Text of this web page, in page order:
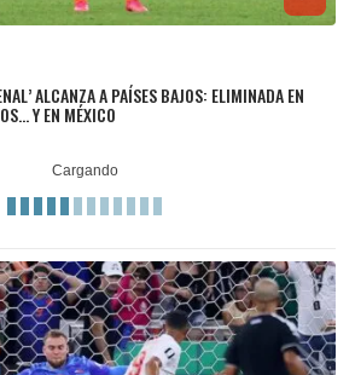
ALCANZA A PAÍSES BAJOS: ELIMINADA EN
Y EN MÉXICO